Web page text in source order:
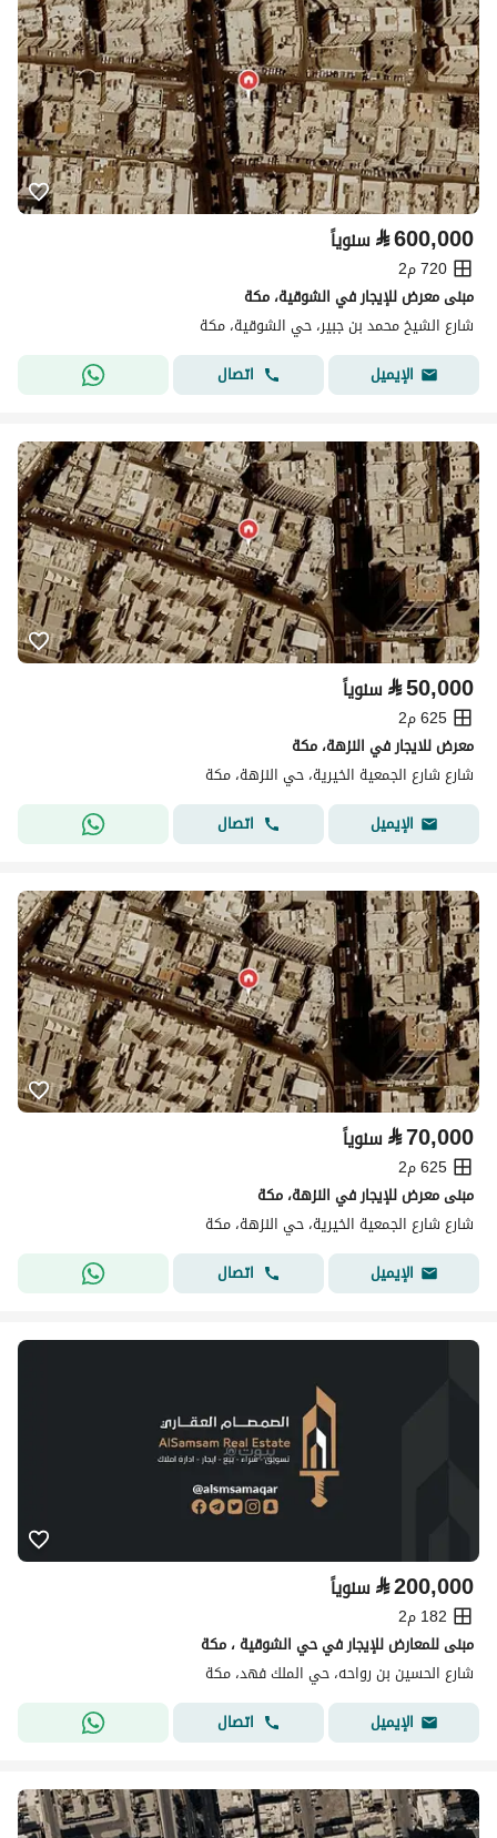
⃁600,000 سنوياً
720 م2
مبنى معرض للإيجار في الشوقية، مكة
شارع الشيخ محمد بن جبير، حي الشوقية، مكة
الإيميل
اتصال
⃁50,000 سنوياً
625 م2
معرض للايجار في النزهة، مكة
شارع شارع الجمعية الخيرية، حي النزهة، مكة
الإيميل
اتصال
⃁70,000 سنوياً
625 م2
مبنى معرض للإيجار في النزهة، مكة
شارع شارع الجمعية الخيرية، حي النزهة، مكة
الإيميل
اتصال
⃁200,000 سنوياً
182 م2
مبنى للمعارض للإيجار في حي الشوقية ، مكة
شارع الحسين بن رواحه، حي الملك فهد، مكة
الإيميل
اتصال